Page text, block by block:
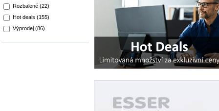
Rozbalené (22)
Hot deals (155)
Výprodej (86)